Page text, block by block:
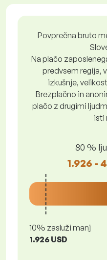
Povprečna bruto
Na plačo
predvsem regija,
izkušnje,
Brezplačno in
plačo z drugimi
isti
80 %
1.926 -
10% zasluži manj
1.926 USD